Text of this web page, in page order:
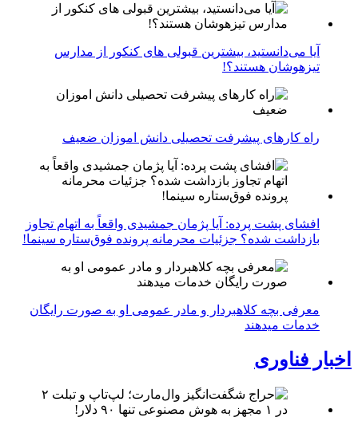
آیا می‌دانستید، بیشترین قبولی های کنکور از مدارس
تیزهوشان هستند؟!
راه کارهای پیشرفت تحصیلی دانش اموزان ضعیف
افشای پشت پرده: آیا پژمان جمشیدی واقعاً به اتهام تجاوز
بازداشت شده؟ جزئیات محرمانه پرونده فوق‌ستاره سینما!
معرفی بچه کلاهبردار و مادر عمومی او به صورت رایگان
خدمات میدهند
اخبار فناوری